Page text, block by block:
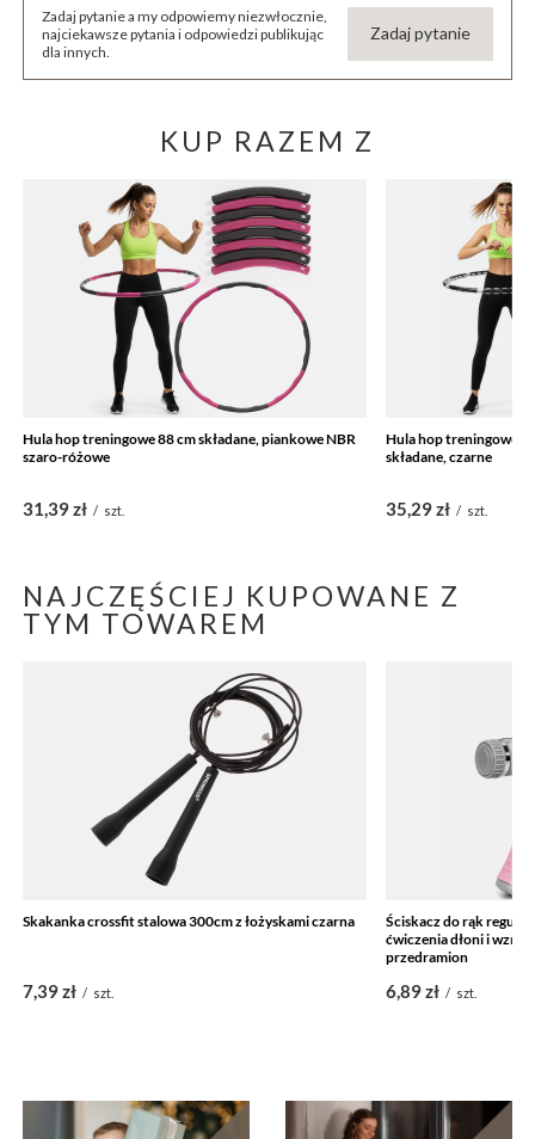
Zadaj pytanie a my odpowiemy niezwłocznie,
najciekawsze pytania i odpowiedzi publikując
dla innych.
Zadaj pytanie
KUP RAZEM Z
Hula hop treningowe 88 cm składane, piankowe NBR
szaro-różowe
31,39 zł / szt.
Hula hop treningowe
składane, czarne
35,29 zł / szt.
NAJCZĘŚCIEJ KUPOWANE Z
TYM TOWAREM
Skakanka crossfit stalowa 300cm z łożyskami czarna
7,39 zł / szt.
Ściskacz do rąk
ćwiczenia dłoni i
przedramion
6,89 zł / szt.